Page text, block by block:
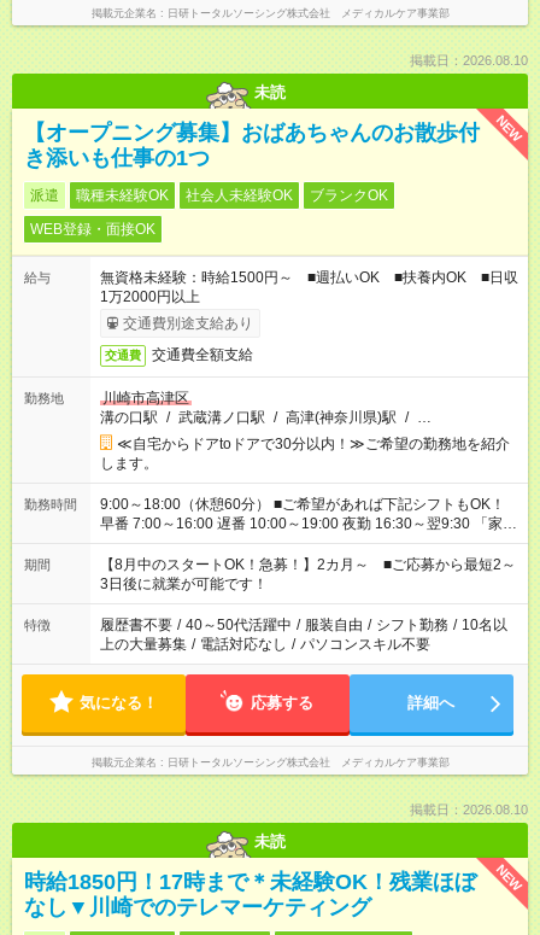
掲載元企業名 日研トータルソーシング株式会社 メディカルケア事業部
掲載日：2026.08.10
未読
NEW
【オープニング募集】おばあちゃんのお散歩付
き添いも仕事の1つ
派遣 職種未経験OK 社会人未経験OK
ブランクOK
WEB登録・面接OK
給与
無資格未経験：時給1500円～ ■週払いOK ■扶養内OK ■日収
1万2000円以上
交通費別途支給あり
交通費 交通費全額支給
勤務地
川崎市高津区
溝の口駅 / 武蔵溝ノ口駅 / 高津(神奈川県)駅 / …
≪自宅からドアtoドアで30分以内！≫ご希望の勤務地を紹介
します。
勤務時間
9:00～18:00（休憩60分） ■ご希望があれば下記シフトもOK！
早番 7:00～16:00 遅番 10:00～19:00 夜勤 16:30～翌9:30 「家族
と休みを合わせたい」 「余裕を持って夕飯の準備がしたい」
「できれば残業はしたくない」 など、ご希望を教えてください
ね。 ※Wワーク希望の方へ 今ご覧のお仕事で希望する勤務時間
と、もう1つのお仕事の勤務時間。 合計で週40時間を超える場
合は応募できません。
期間
【8月中のスタートOK！急募！】2カ月～ ■ご応募から最短2～
3日後に就業が可能です！
特徴 履歴書不要 / 40～50代活躍中 / 服装自由 / シフト勤務 / 10名以
上の大量募集 / 電話対応なし / パソコンスキル不要
気になる！ 応募する 詳細へ
掲載元企業名 日研トータルソーシング株式会社 メディカルケア事業部
掲載日：2026.08.10
未読
NEW
時給1850円！17時まで＊未経験OK！残業ほぼ
なし▼川崎でのテレマーケティング